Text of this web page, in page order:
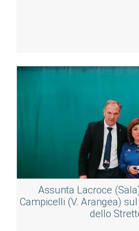
Assunta Lacroce
Campicelli (V. Arangea)
dello